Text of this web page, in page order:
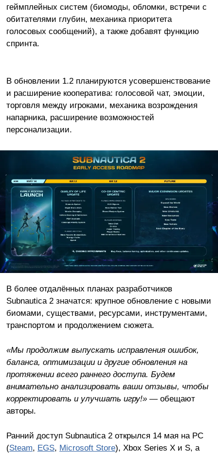
геймплейных систем (биомоды, обломки, встречи с
обитателями глубин, механика приоритета
голосовых сообщений), а также добавят функцию
спринта.
В обновлении 1.2 планируются усовершенствование
и расширение кооператива: голосовой чат, эмоции,
торговля между игроками, механика возрождения
напарника, расширение возможностей
персонализации.
В более отдалённых планах разработчиков
Subnautica 2 значатся: крупное обновление с новыми
биомами, существами, ресурсами, инструментами,
транспортом и продолжением сюжета.
«Мы продолжим выпускать исправления ошибок,
баланса, оптимизации и другие обновления на
протяжении всего раннего доступа. Будем
внимательно анализировать ваши отзывы, чтобы
корректировать и улучшать игру!»— обещают
авторы.
Ранний доступ Subnautica 2 открылся 14 мая на PC
(Steam, EGS, Microsoft Store), Xbox Series X и S, а